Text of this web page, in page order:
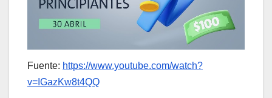
Fuente: https://www.youtube.com/watch?
v=IGazKw8t4QQ